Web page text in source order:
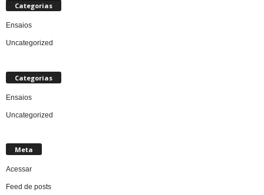
Categorias
Ensaios
Uncategorized
Categorias
Ensaios
Uncategorized
Meta
Acessar
Feed de posts